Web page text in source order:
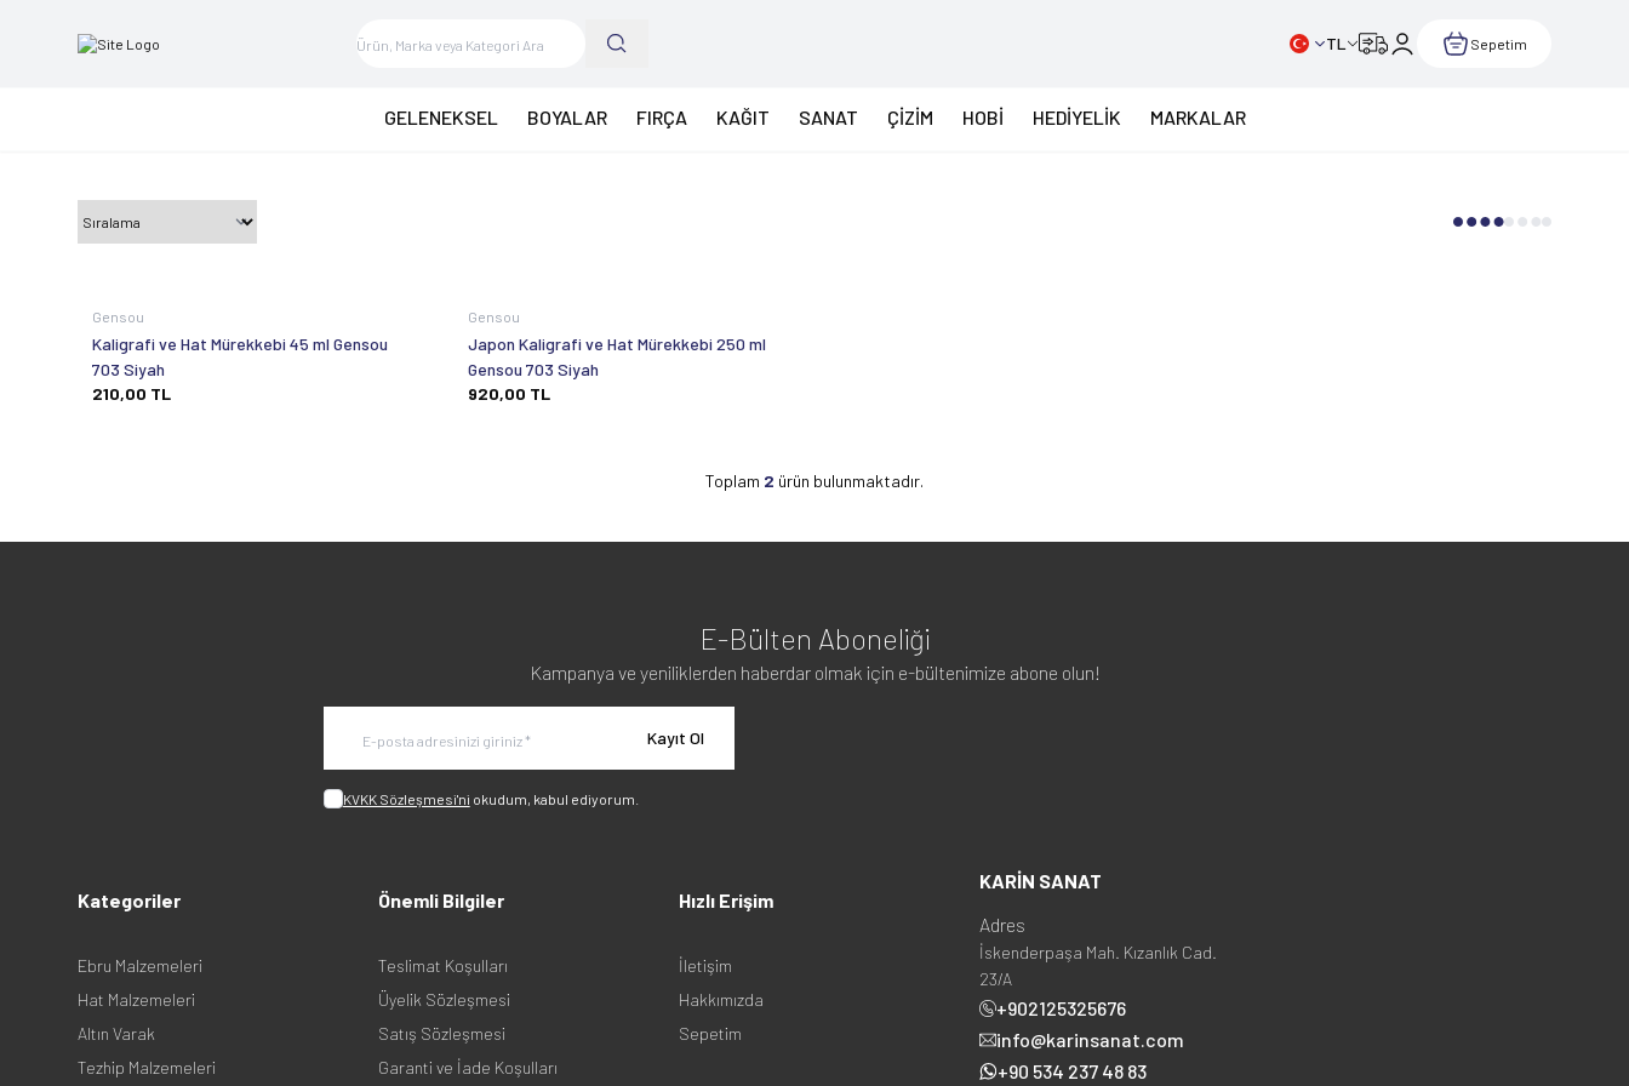
TL Sepetim
GELENEKSEL BOYALAR FIRÇA KAĞIT SANAT ÇİZİM HOBİ HEDİYELİK MARKALAR
Gensou
Kaligrafi ve Hat Mürekkebi 45 ml Gensou
703 Siyah
210,00 TL
Gensou
Japon Kaligrafi ve Hat Mürekkebi 250 ml
Gensou 703 Siyah
920,00 TL
Toplam 2 ürün bulunmaktadır.
E-Bülten Aboneliği
Kampanya ve yeniliklerden haberdar olmak için e-bültenimize abone olun!
Kayıt Ol
KVKK Sözleşmesi'ni okudum, kabul ediyorum.
Kategoriler
Ebru Malzemeleri
Hat Malzemeleri
Altın Varak
Tezhip Malzemeleri
Önemli Bilgiler
Teslimat Koşulları
Üyelik Sözleşmesi
Satış Sözleşmesi
Garanti ve İade Koşulları
Hızlı Erişim
İletişim
Hakkımızda
Sepetim
KARİN SANAT
Adres
İskenderpaşa Mah. Kızanlık Cad.
23/A
+902125325676
info@karinsanat.com
+90 534 237 48 83